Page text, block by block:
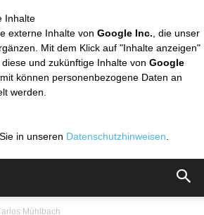
Inhalte
externe Inhalte von Google Inc. , die unser
Mit dem Klick auf "Inhalte anzeigen"
und zukünftige Inhalte von Google
können personenbezogene Daten an
werden.
in unseren Datenschutzhinweisen
Mühlbach